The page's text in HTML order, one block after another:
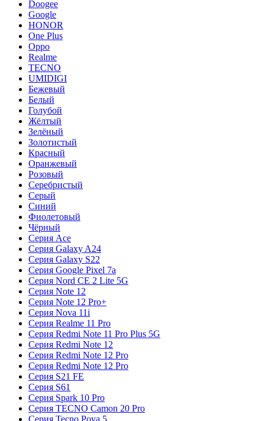
Doogee
Google
HONOR
One Plus
Oppo
Realme
TECNO
UMIDIGI
Бежевый
Белый
Голубой
Жёлтый
Зелёный
Золотистый
Красный
Оранжевый
Розовый
Серебристый
Серый
Синий
Фиолетовый
Чёрный
Серия Ace
Серия Galaxy A24
Серия Galaxy S22
Серия Google Pixel 7a
Серия Nord CE 2 Lite 5G
Серия Note 12
Серия Note 12 Pro+
Серия Nova 11i
Серия Realme 11 Pro
Серия Redmi Note 11 Pro Plus 5G
Серия Redmi Note 12
Серия Redmi Note 12 Pro
Серия Redmi Note 12 Pro
Серия S21 FE
Серия S61
Серия Spark 10 Pro
Серия TECNO Camon 20 Pro
Серия Tecno Pova 5